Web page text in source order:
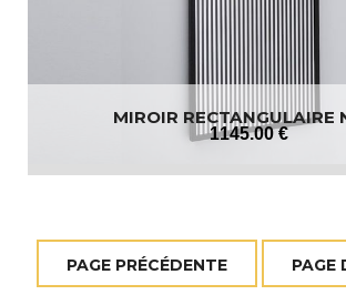
MIROIR RECTANGULAIRE
1145.00 €